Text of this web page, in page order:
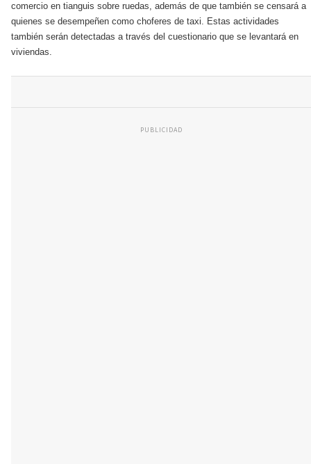
comercio en tianguis sobre ruedas, además de que también se censará a
quienes se desempeñen como choferes de taxi. Estas actividades
también serán detectadas a través del cuestionario que se levantará en
viviendas.
PUBLICIDAD